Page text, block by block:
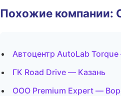
Похожие компании:
Автоцентр AutoLab
ГК Road Drive — Казань
ООО Premium Expert —